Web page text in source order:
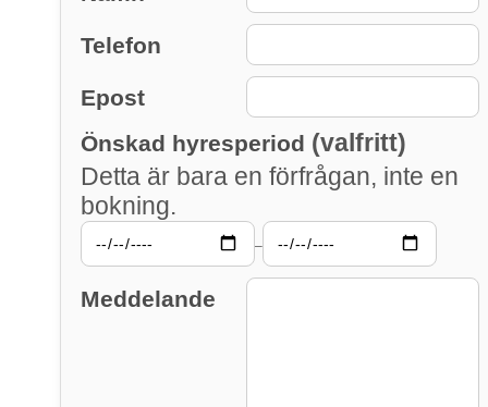
Telefon
Epost
Önskad hyresperiod (valfritt)
Detta är bara en förfrågan, inte en
bokning.
–
Meddelande